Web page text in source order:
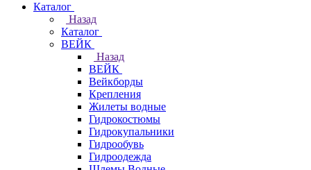
Каталог
Назад
Каталог
ВЕЙК
Назад
ВЕЙК
Вейкборды
Крепления
Жилеты водные
Гидрокостюмы
Гидрокупальники
Гидрообувь
Гидроодежда